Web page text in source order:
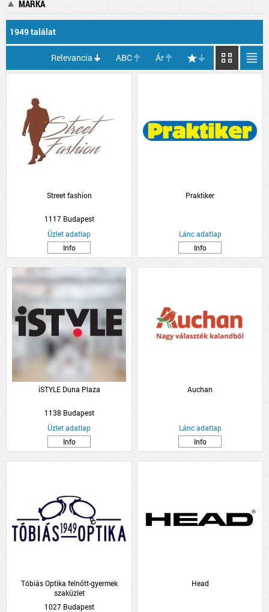
MÁRKA
1949 találat
Relevancia ABC Ár
Street fashion
1117 Budapest
Üzlet adatlap
Info
Praktiker
Lánc adatlap
Info
iSTYLE Duna Plaza
1138 Budapest
Üzlet adatlap
Info
Auchan
Lánc adatlap
Info
Tóbiás Optika felnőtt-gyermek
szaküzlet
1027 Budapest
Head